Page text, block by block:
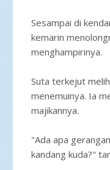
Sesampai di
kemarin
menghampirinya.
Suta terkejut
menemuinya. Ia
majikannya.
"Ada apa
kandang kuda?"